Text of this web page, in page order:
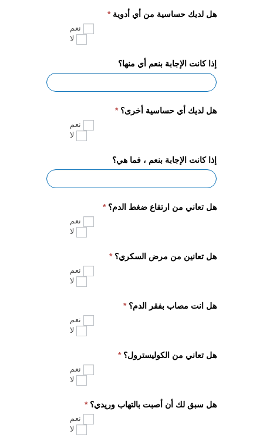
هل لديك حساسية من أي أدوية*
نعم
لا
إذا كانت الإجابة بنعم أي منها؟
هل لديك أي حساسية أخرى؟*
نعم
لا
إذا كانت الإجابة بنعم ، فما هي؟
هل تعاني من ارتفاع ضغط الدم؟*
نعم
لا
هل تعانين من مرض السكري؟*
نعم
لا
هل انت مصاب بفقر الدم؟*
نعم
لا
هل تعاني من الكوليسترول؟*
نعم
لا
هل سبق لك أن أصبت بالتهاب وريدي؟*
نعم
لا